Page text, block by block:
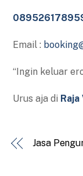
Email :
“Ingin keluar
Urus aja di Raja
Jasa